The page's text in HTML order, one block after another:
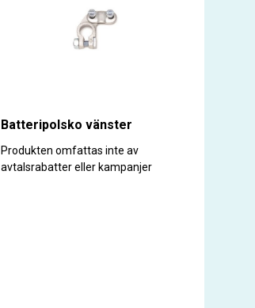
Batteripolsko vänster
Produkten omfattas inte av
avtalsrabatter eller kampanjer